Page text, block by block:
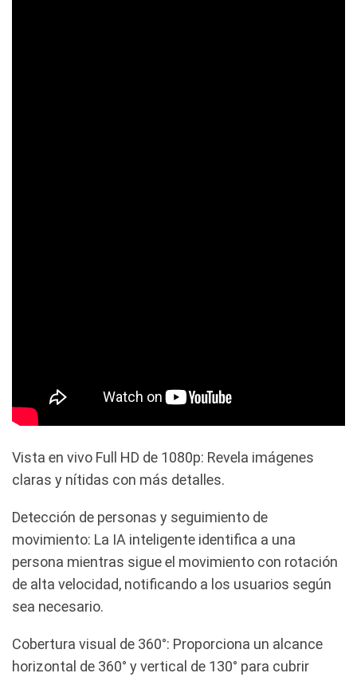
Vista en vivo Full HD de 1080p: Revela imágenes
claras y nítidas con más detalles.
Detección de personas y seguimiento de
movimiento: La IA inteligente identifica a una
persona mientras sigue el movimiento con rotación
de alta velocidad, notificando a los usuarios según
sea necesario.
Cobertura visual de 360°: Proporciona un alcance
horizontal de 360° y vertical de 130° para cubrir